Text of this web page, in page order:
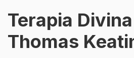
Terapia
Thomas